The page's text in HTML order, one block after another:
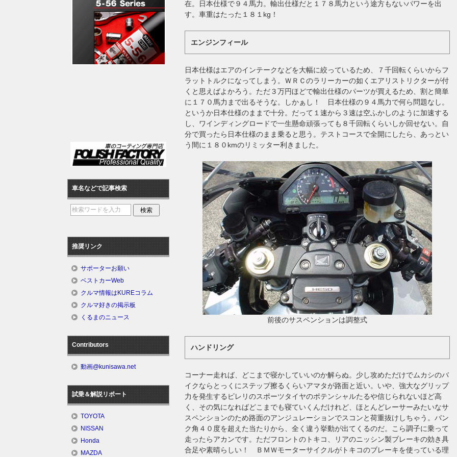
在。日本仕様で９４馬力。輸出仕様だと１７８馬力という途方もないパワーを出
す。車重はたった１８１kg！
エンジンフィール
日本仕様はエアのインテークなどを大幅に絞っているため、７千回転くらいからフ
ラットトルクになってしまう。ＷＲＣのラリーカーの如くエアリストリクターが付
くと思えばよかろう。ただ３万円ほどで輸出仕様のパーツが買えるため、割と簡単
に１７０馬力まで出るそうな。しかぁし！ 日本仕様の９４馬力で何ら問題なし。
というか日本仕様のままで十分。だって１速から３速は空ふかしのように加速する
し、ワインディングロードで一生懸命頑張っても８千回転くらいしか回せない。自
分で買ったら日本仕様のまま乗ると思う。テストコースで全開にしたら、あっとい
う間に１８０kmのリミッター利きました。
前後のサスペンションは調整式
ハンドリング
コーナー走れば、どこまで寝かしていいのか解らぬ。少し攻めただけでムカシのバ
イクならとっくにステップ擦るくらいアマタが路面と近い。いや、強大なグリップ
力を発生するピレリのスポーツタイヤのポテンシャルたるや信じられないほど高
く、その気になればどこまでも寝ていくんだけれど、ほとんどレーサーみたいなサ
スペンションのため路面のアンジュレーションでスコンと荷重抜けしちゃう。バン
ク角４０度を超えた当たりから、全く違う挙動が出てくるのだ。こら調子に乗って
走ったらアカンです。ただフロントのトキコ、リアのニッシン製ブレーキの効き具
合足や素晴らしい！ ＢＭＷモーターサイクルがトキコのブレーキを使っている理
車名などで記事検索
推奨リンク
サポーターお願い
ベストカーWeb
クルマ情報はKUREコラム
クルマ好きの掲示板
くるまのニュース
Contributors
動画@kunisawa.net
試乗＆解説リポート
TOYOTA
NISSAN
Honda
MAZDA